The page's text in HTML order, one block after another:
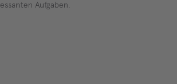
Aufgaben.